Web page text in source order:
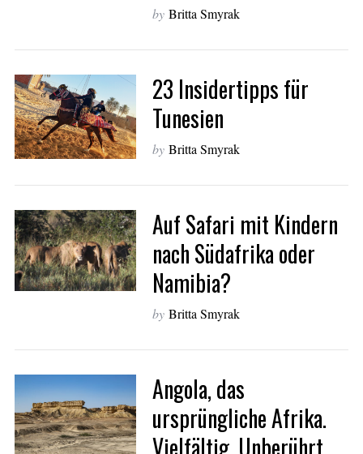
by Britta Smyrak
23 Insidertipps für
Tunesien
by Britta Smyrak
Auf Safari mit Kindern
nach Südafrika oder
Namibia?
by Britta Smyrak
Angola, das
ursprüngliche Afrika.
Vielfältig. Unberührt.